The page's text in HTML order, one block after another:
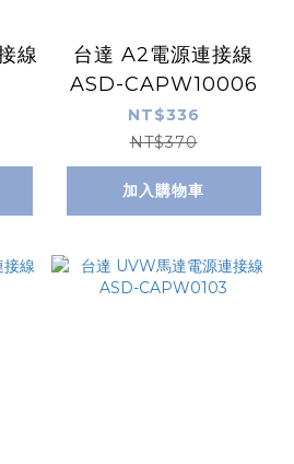
線
台達 A2電源連接線
ASD-CAPW10006
NT$336
NT$370
加入購物車